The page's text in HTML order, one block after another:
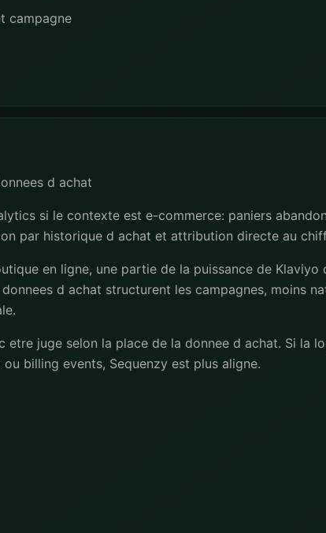
campagne
d achat
si le contexte est e-commerce: paniers
par historique d achat et attribution directe au
en ligne, une partie de la puissance de Klaviyo
d achat structurent les campagnes, moins
etre juge selon la place de la donnee d achat. Si la
billing events, Sequenzy est plus aligne.